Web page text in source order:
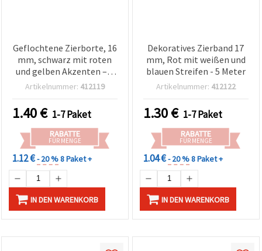
Geflochtene Zierborte, 16
mm, schwarz mit roten
und gelben Akzenten – 5
m, für Basteln & Nähen
Artikelnummer: 412119
1.40€ 1-7 Paket
RABATTE
FÜR MENGE
1.12 €- 20 %8 Paket +
IN DEN WARENKORB
Dekoratives Zierband 17
mm, Rot mit weißen und
blauen Streifen - 5 Meter
Artikelnummer: 412122
1.30€ 1-7 Paket
RABATTE
FÜR MENGE
1.04 €- 20 %8 Paket +
IN DEN WARENKORB